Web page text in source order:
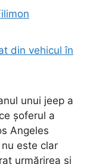
unui jeep a
șoferul a
Angeles
este clar
urmărirea și